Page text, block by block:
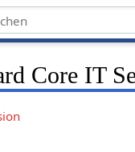
Core IT